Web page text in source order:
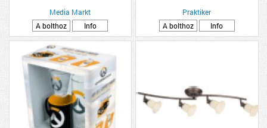
Media Markt
A bolthoz
Info
Praktiker
A bolthoz
Info